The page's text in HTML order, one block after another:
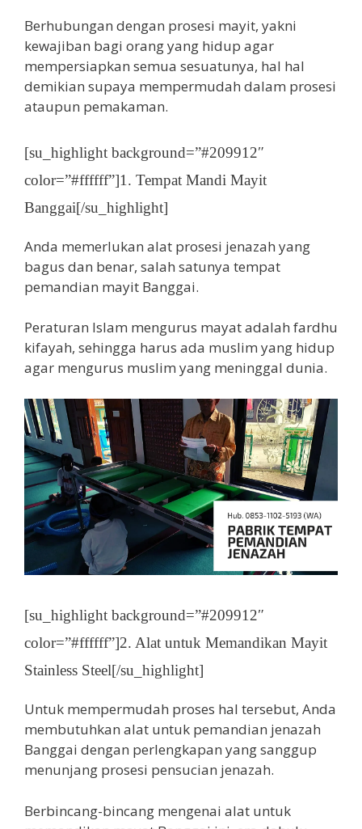
Berhubungan dengan prosesi mayit, yakni
kewajiban bagi orang yang hidup agar
mempersiapkan semua sesuatunya, hal hal
demikian supaya mempermudah dalam prosesi
ataupun pemakaman.
[su_highlight background=”#209912″
color=”#ffffff”]1. Tempat Mandi Mayit
Banggai[/su_highlight]
Anda memerlukan alat prosesi jenazah yang
bagus dan benar, salah satunya tempat
pemandian mayit Banggai.
Peraturan Islam mengurus mayat adalah fardhu
kifayah, sehingga harus ada muslim yang hidup
agar mengurus muslim yang meninggal dunia.
[su_highlight background=”#209912″
color=”#ffffff”]2. Alat untuk Memandikan Mayit
Stainless Steel[/su_highlight]
Untuk mempermudah proses hal tersebut, Anda
membutuhkan alat untuk pemandian jenazah
Banggai dengan perlengkapan yang sanggup
menunjang prosesi pensucian jenazah.
Berbincang-bincang mengenai alat untuk